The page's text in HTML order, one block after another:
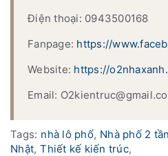
Điện thoại: 0943500168
Fanpage: https://
Website: https://
Email:
Tags: nhà lô phố, Nhà phố 2
Nhật, Thiết kế kiến trúc,